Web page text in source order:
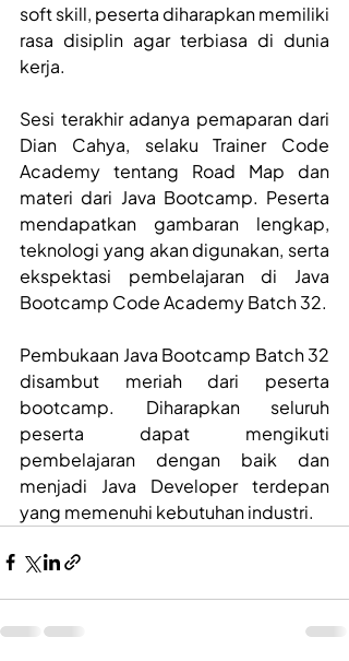
soft skill, peserta diharapkan memiliki
rasa disiplin agar terbiasa di dunia
kerja.
Sesi terakhir adanya pemaparan dari
Dian Cahya, selaku Trainer Code
Academy tentang Road Map dan
materi dari Java Bootcamp. Peserta
mendapatkan gambaran lengkap,
teknologi yang akan digunakan, serta
ekspektasi pembelajaran di Java
Bootcamp Code Academy Batch 32.
Pembukaan Java Bootcamp Batch 32
disambut meriah dari peserta
bootcamp. Diharapkan seluruh
peserta dapat mengikuti
pembelajaran dengan baik dan
menjadi Java Developer terdepan
yang memenuhi kebutuhan industri.